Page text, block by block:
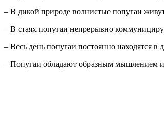
– В дикой природе волнистые попугаи
– В стаях попугаи непрерывно
– Весь день попугаи постоянно находятся в
– Попугаи обладают образным мышлением